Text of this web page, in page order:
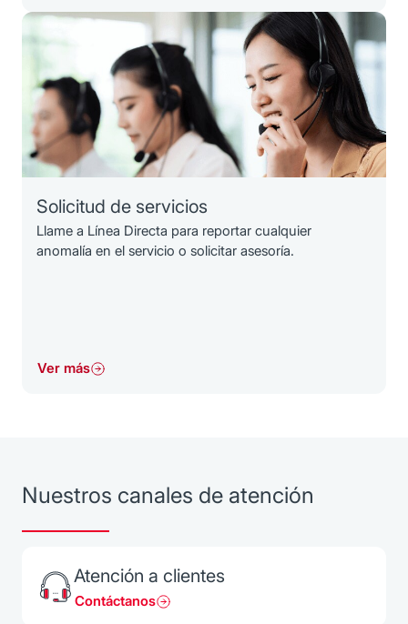
Solicitud de servicios
Llame a Línea Directa para reportar cualquier
anomalía en el servicio o solicitar asesoría.
Ver más
Nuestros canales de atención
Atención a clientes
Contáctanos